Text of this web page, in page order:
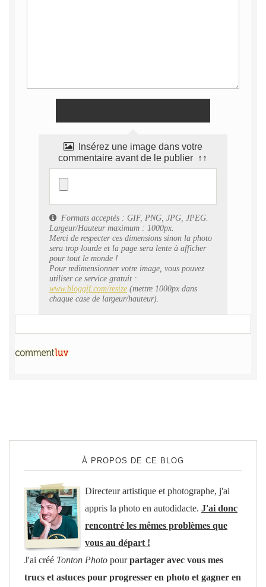
Insérez une image dans votre
commentaire avant de le publier ↑↑
Formats acceptés : GIF, PNG, JPG, JPEG.
Largeur/Hauteur maximum : 1000px.
Merci de respecter ces dimensions sinon la photo
sera trop lourde et la page sera lente à afficher
pour tout le monde !
Pour redimensionner votre image, vous pouvez
utiliser ce service gratuit :
www.bloggif.com/resize(mettre 1000px dans
chaque case de largeur/hauteur).
À PROPOS DE CE BLOG
Directeur artistique et photographe, j'ai
appris la photo en autodidacte. J'ai donc
rencontré les mêmes problèmes que
vous au départ !
J'ai créé Tonton Photo pourpartager avec vous mes
trucs et astuces pour progresser en photo et gagner en